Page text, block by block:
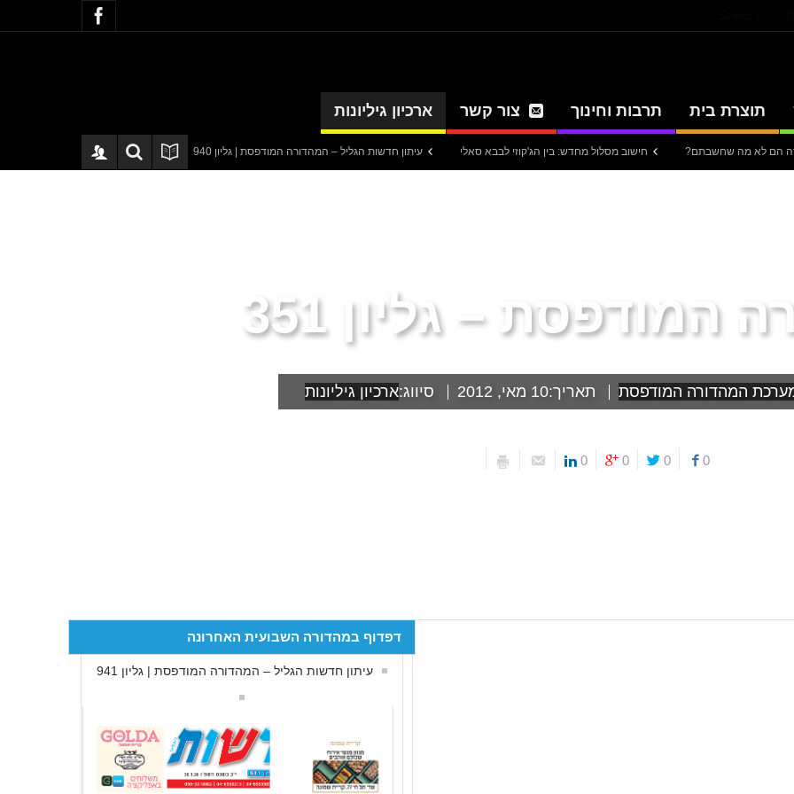
תוצרת בית תרבות וחינוך צור קשר ארכיון גיליונות
חישוב מסלול מחדש: בין הג'קוזי לבבא סאלי עיתון חדשות הגליל – המהדורה המודפסת | גליון 940 סערה בתיק להנגהל: עבודות שירות בלבד
המודפסת – גליון 351
המהדורה המודפסת תאריך:10 מאי, 2012 סיווג:ארכיון גיליונות
0
0
0
0
דפדוף במהדורה השבועית האחרונה
עיתון חדשות הגליל – המהדורה המודפסת | גליון 941